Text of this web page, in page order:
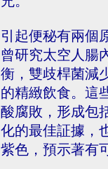
引起便秘有兩個
曾研究太空人腸
衡，雙歧桿菌減
的精緻飲食。這
酸腐敗，形成包
化的最佳証據，
紫色，預示著有